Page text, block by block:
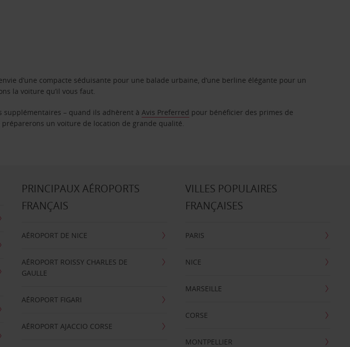
d’une compacte séduisante pour une balade urbaine, d’une berline élégante pour un
la voiture qu’il vous faut.
supplémentaires – quand ils adhèrent àAvis Preferred pour bénéficier des primes de
un voiture de location de grande qualité.
PRINCIPAUX AÉROPORTS
FRANÇAIS
AÉROPORT DE NICE
AÉROPORT ROISSY CHARLES DE
GAULLE
AÉROPORT FIGARI
AÉROPORT AJACCIO CORSE
VILLES POPULAIRES
FRANÇAISES
PARIS
NICE
MARSEILLE
CORSE
MONTPELLIER